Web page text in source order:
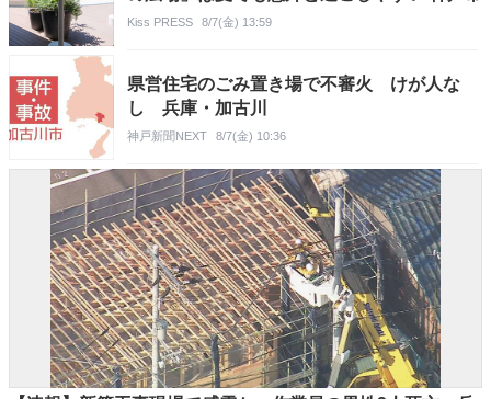
Kiss PRESS 8/7(金) 13:59
県営住宅のごみ置き場で不審火 けが人な
し 兵庫・加古川
神戸新聞NEXT 8/7(金) 10:36